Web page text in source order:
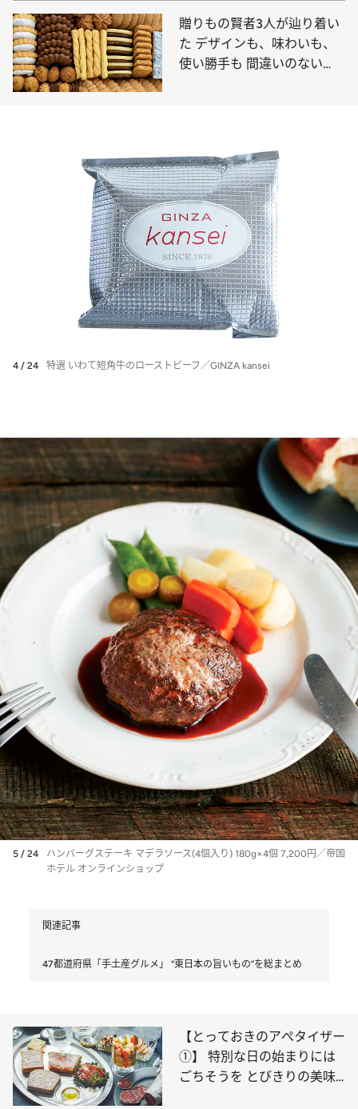
贈りもの賢者3人が辿り着い
た デザインも、味わいも、
使い勝手も 間違いのない
4 / 24 特選 いわて短角牛のローストビーフ／GINZA kansei
5 / 24
ハンバーグステーキ マデラソース(4個入り) 180g×4個 7,200円／帝国
ホテル オンラインショップ
関連記事
47都道府県「手土産グルメ」 “東日本の旨いもの”を総まとめ
【とっておきのアぺタイザー
①】 特別な日の始まりには
ごちそうを とびきりの美味